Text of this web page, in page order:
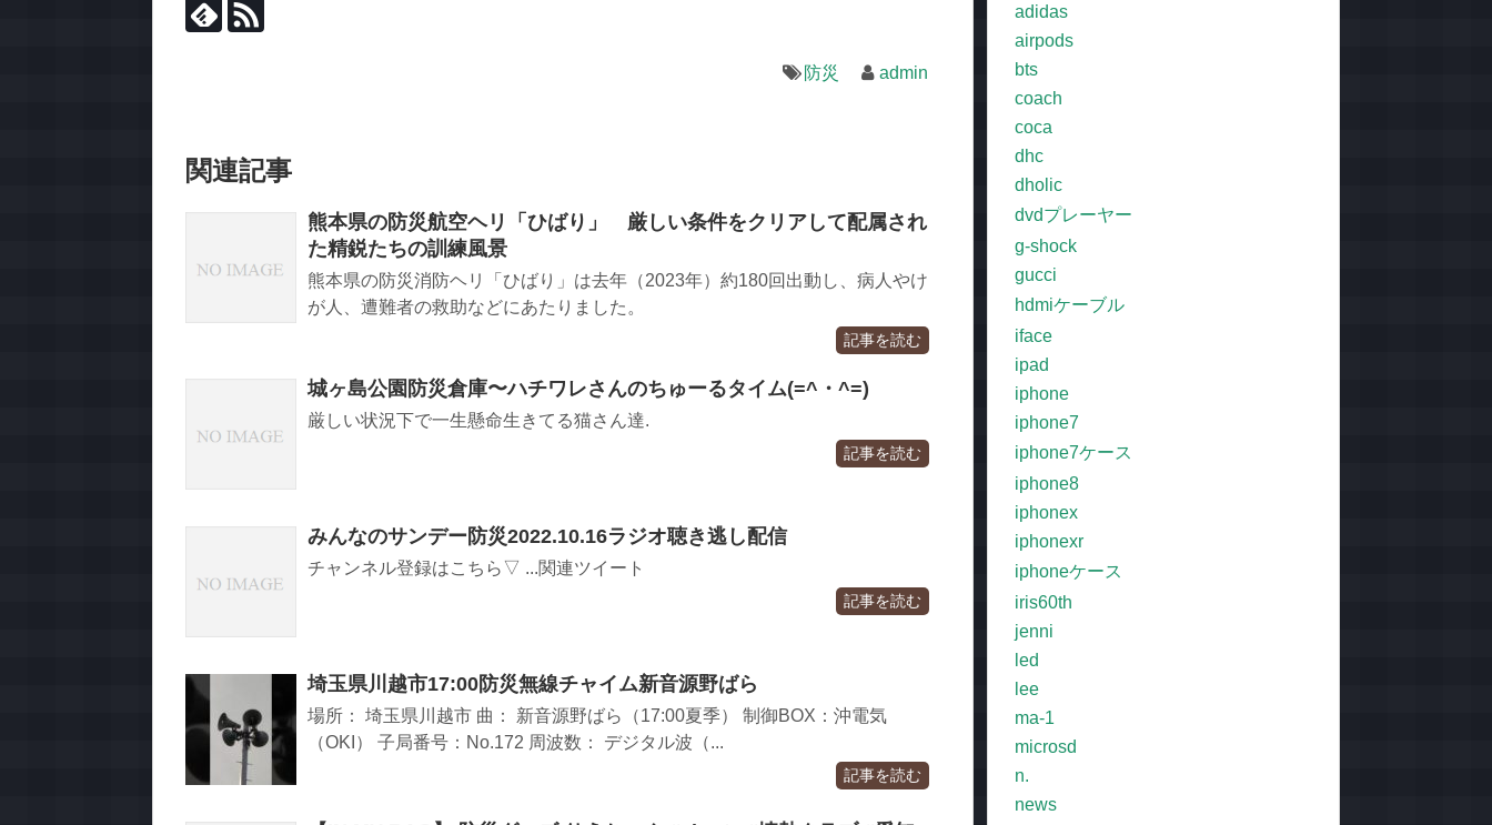
防災 admin
関連記事
熊本県の防災航空ヘリ「ひばり」 厳しい条件をクリアして配属され
た精鋭たちの訓練風景
熊本県の防災消防ヘリ「ひばり」は去年（2023年）約180回出動し、病人やけ
が人、遭難者の救助などにあたりました。
記事を読む
城ヶ島公園防災倉庫〜ハチワレさんのちゅーるタイム(=^・^=)
厳しい状況下で一生懸命生きてる猫さん達.
記事を読む
みんなのサンデー防災2022.10.16ラジオ聴き逃し配信
チャンネル登録はこちら▽ ...関連ツイート
記事を読む
埼玉県川越市17:00防災無線チャイム新音源野ばら
場所： 埼玉県川越市 曲： 新音源野ばら（17:00夏季） 制御BOX：沖電気
（OKI） 子局番号：No.172 周波数： デジタル波（...
記事を読む
adidas
airpods
bts
coach
coca
dhc
dholic
dvdプレーヤー
g-shock
gucci
hdmiケーブル
iface
ipad
iphone
iphone7
iphone7ケース
iphone8
iphonex
iphonexr
iphoneケース
iris60th
jenni
led
lee
ma-1
microsd
n.
news